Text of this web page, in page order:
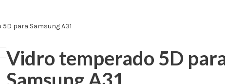
para Samsung A31
Vidro temperado 5D